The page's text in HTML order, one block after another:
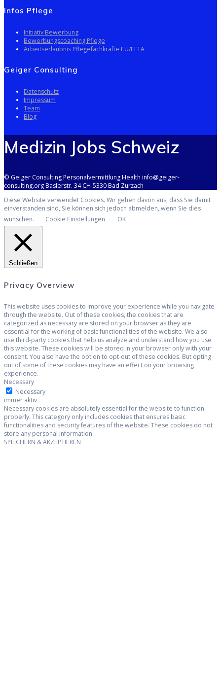
Infos Pflege
Initiativ Bewerbung
Bewerbungscoaching Pflege
Arbeitserlaubnis Pflegefachkräfte EU/EFTA
Geiger Consulting
Datenschutz
Impressum
Team
Blog
Medizin Jobs Schweiz
© Geiger Consulting Personalvermittlung Health info@geiger-
consulting.org Baslerstr. 34 CH-5330 Bad Zurzach
Diese Website verwendet Cookies. Wir gehen davon aus, dass Sie damit
einverstanden sind, Sie können sich jedoch abmelden, wenn Sie dies
wünschen.
Cookie Einstellungen OK
Schließen
Privacy Overview
This website uses cookies to improve your experience while you navigate
through the website. Out of these cookies, the cookies that are
categorized as necessary are stored on your browser as they are
essential for the working of basic functionalities of the website. We also
use third-party cookies that help us analyze and understand how you use
this website. These cookies will be stored in your browser only with your
consent. You also have the option to opt-out of these cookies. But opting
out of some of these cookies may have an effect on your browsing
experience.
Necessary
Necessary
immer aktiv
Necessary cookies are absolutely essential for the website to function
properly. This category only includes cookies that ensures basic
functionalities and security features of the website. These cookies do not
store any personal information.
SPEICHERN & AKZEPTIEREN